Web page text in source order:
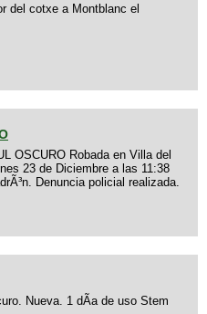
del cotxe a Montblanc el
OSCURO Robada en Villa del
23 de Diciembre a las 11:38
Denuncia policial realizada.
Nueva. 1 dÃ­a de uso Stem